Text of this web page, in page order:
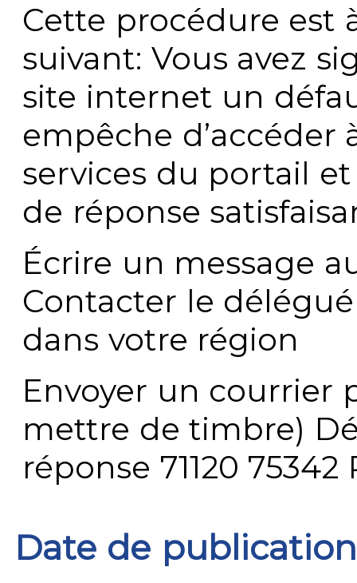
Cette procédure est
suivant: Vous avez
site internet un
empêche
services du portail
de réponse
Écrire un message
Contacter le
dans votre région
Envoyer un courrier
mettre de timbre)
réponse 71120 75342
Date de publication